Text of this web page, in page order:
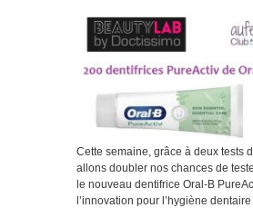
Cette semaine, grâce à deux tests
allons doubler nos chances de
le nouveau dentifrice Oral-B
l’innovation pour l’hygiène